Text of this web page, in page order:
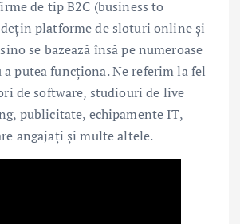
de tip B2C (business to
dețin platforme de sloturi online și
se bazează însă pe numeroase
putea funcționa. Ne referim la fel
de software, studiouri de live
publicitate, echipamente IT,
angajați și multe altele.